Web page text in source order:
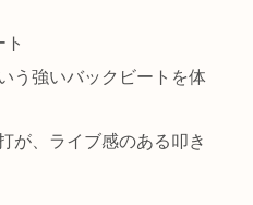
う強いバックビートを体
が、ライブ感のある叩き